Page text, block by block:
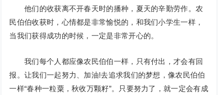
他们的收获离不开春天时的播种，夏天的辛勤劳作。农
民伯伯收获时，心情都是非常愉悦的，和我们小学生一样，
当我们获得成功的时候，一定是非常开心的。
我们每个人都应像农民伯伯一样，只有付出，才会有回
报。让我们一起努力、加油!去追求我们的梦想，像农民伯伯
一样“春种一粒粟，秋收万颗籽”。只要努力了，就一定会有成